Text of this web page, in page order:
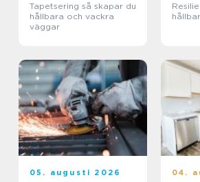
Tapetsering så skapar du
hållbara och vackra
väggar
05. augusti 2026 04.